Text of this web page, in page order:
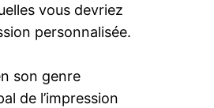
vous devriez
personnalisée.
son genre
de l’impression